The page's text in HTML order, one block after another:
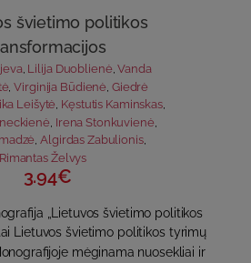
švietimo politikos
, Lilija Duoblienė,Vanda
,Virginija Būdienė ,Giedrė
Leišytė, Kęstutis Kaminskas,
Irena Stonkuvienė
,Algirdas Zabulionis,
Rimantas Želvys
3.94€
„Lietuvos švietimo politikos
Lietuvos švietimo politikos tyrimų
mėginama nuosekliai ir